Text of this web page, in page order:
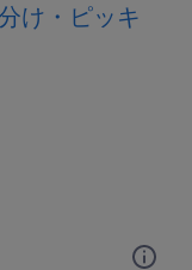
け・ピッキ